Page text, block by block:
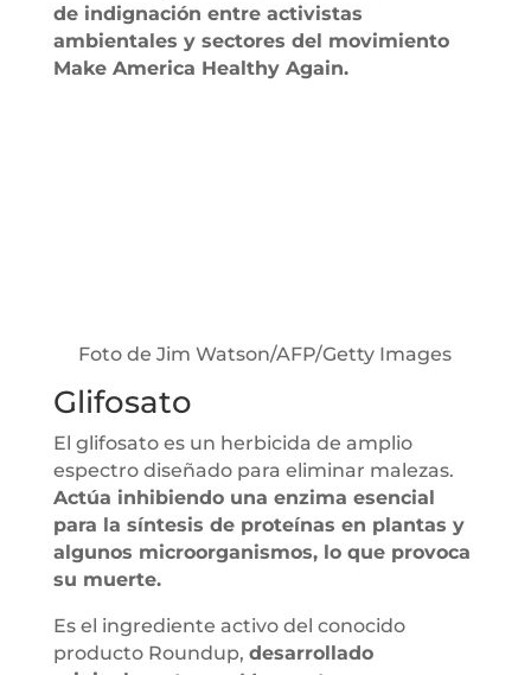
de indignación entre activistas
ambientales y sectores del movimiento
Make America Healthy Again.
Foto de Jim Watson/AFP/Getty Images
Glifosato
El glifosato es un herbicida de amplio
espectro diseñado para eliminar malezas.
Actúa inhibiendo una enzima esencial
para la síntesis de proteínas en plantas y
algunos microorganismos, lo que provoca
su muerte.
Es el ingrediente activo del conocido
producto Roundup, desarrollado